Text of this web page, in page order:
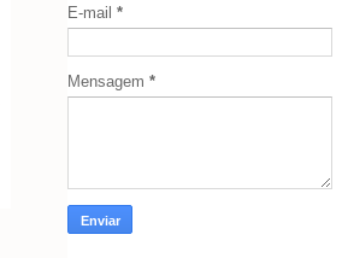
E-mail *
Mensagem *